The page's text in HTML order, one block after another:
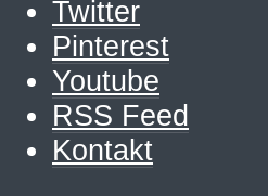
Twitter
Pinterest
Youtube
RSS Feed
Kontakt